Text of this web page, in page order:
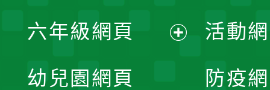
單
選
開
六年級網頁
幼兒園網頁
活動
防疫